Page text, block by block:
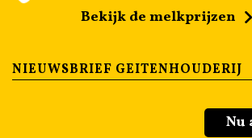
Bekijk de melkprijzen
NIEUWSBRIEF GEITENHOUDERIJ
Nu